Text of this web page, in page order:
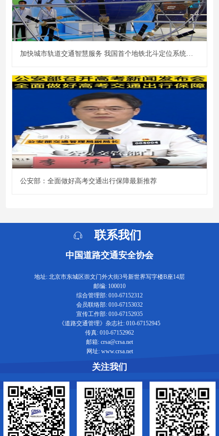
加快城市轨道交通智慧服务 我国首个地铁北斗定位系统开建
公安部：全面做好高考交通出行保障最新推荐
联系我们
中国道路交通安全协会
地址: 北京市东城区崇文门外大街3号新世界写字楼B座14层
邮编: 100010
综合管理部: 010-67152312
会员联络部: 010-67153032
宣传工作部: 010-67152935
《道路交通管理》杂志社: 010-67152945
传真: 010-67152962
邮箱: crsa@crsa.net
网址: www.crsa.net
关注我们